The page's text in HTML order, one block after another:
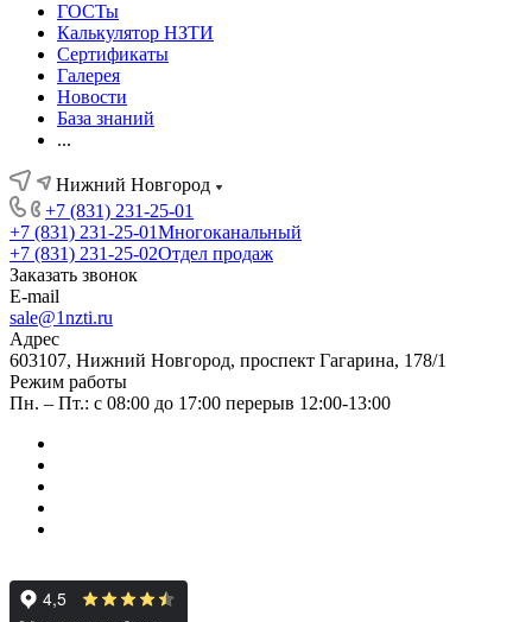
ГОСТы
Калькулятор НЗТИ
Сертификаты
Галерея
Новости
База знаний
...
Нижний Новгород
+7 (831) 231-25-01
+7 (831) 231-25-01Многоканальный
+7 (831) 231-25-02Отдел продаж
Заказать звонок
E-mail
sale@1nzti.ru
Адрес
603107, Нижний Новгород, проспект Гагарина, 178/1
Режим работы
Пн. – Пт.: с 08:00 до 17:00 перерыв 12:00-13:00